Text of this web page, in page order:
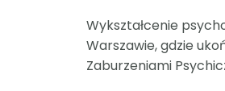
Wykształcenie
Warszawie, gdzie
Zaburzeniami